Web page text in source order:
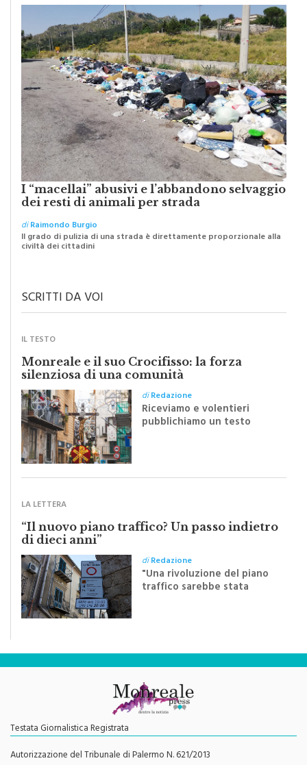
I “macellai” abusivi e l’abbandono selvaggio
dei resti di animali per strada
diRaimondo Burgio
SCRITTI DA VOI
IL TESTO
Monreale e il suo Crocifisso: la forza
silenziosa di una comunità
diRedazione
Riceviamo e volentieri
Sapienza all'indomani della
LA LETTERA
“Il nuovo piano traffico? Un passo indietro
di dieci anni”
diRedazione
"Una rivoluzione del piano
Testata Giornalistica Registrata